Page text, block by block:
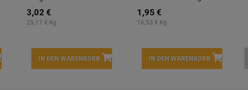
3,02 €
25,17 € Kg
IN DEN WARENKORB
1,95 €
16,53 € Kg
IN DEN WARENKORB